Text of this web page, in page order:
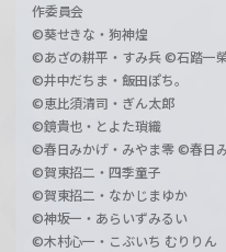
作委員会
©葵せきな・狗神煌
©あざの耕平・すみ兵 ©石踏一
©井中だちま・飯田ぽち。
©恵比須清司・ぎん太郎
©鏡貴也・とよた瑣織
©春日みかげ・みやま零 ©春日
©賀東招二・四季童子
©賀東招二・なかじまゆか
©神坂一・あらいずみるい
©木村心一・こぶいち むりりん